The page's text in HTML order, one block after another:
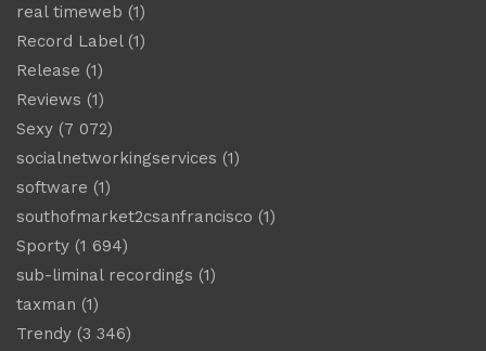
real timeweb (1)
Record Label(1)
Release (1)
Reviews (1)
Sexy (7 072)
socialnetworkingservices (1)
software (1)
southofmarket2csanfrancisco (1)
Sporty (1 694)
sub-liminal recordings (1)
taxman (1)
Trendy (3 346)